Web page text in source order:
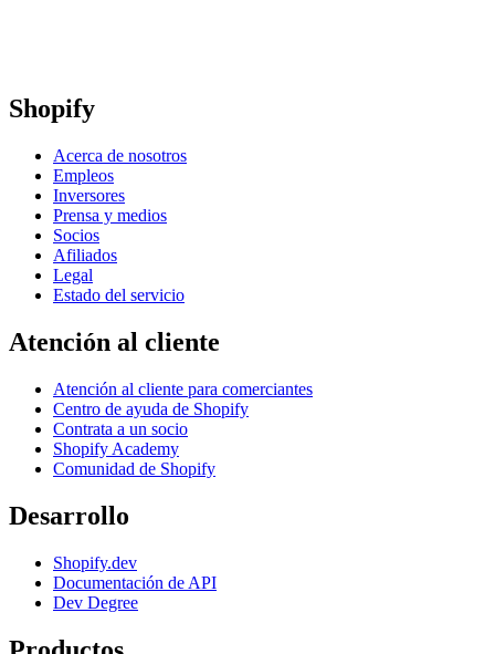
Shopify
Acerca de nosotros
Empleos
Inversores
Prensa y medios
Socios
Afiliados
Legal
Estado del servicio
Atención al cliente
Atención al cliente para comerciantes
Centro de ayuda de Shopify
Contrata a un socio
Shopify Academy
Comunidad de Shopify
Desarrollo
Shopify.dev
Documentación de API
Dev Degree